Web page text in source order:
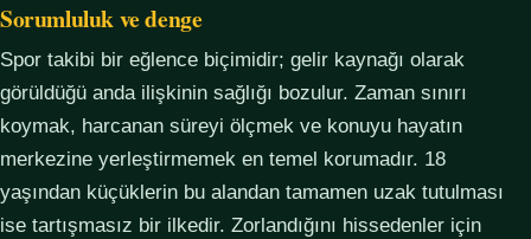
Sorumluluk ve denge
Spor takibi bir eğlence biçimidir; gelir kaynağı olarak
görüldüğü anda ilişkinin sağlığı bozulur. Zaman sınırı
koymak, harcanan süreyi ölçmek ve konuyu hayatın
merkezine yerleştirmemek en temel korumadır. 18
yaşından küçüklerin bu alandan tamamen uzak tutulması
ise tartışmasız bir ilkedir. Zorlandığını hissedenler için